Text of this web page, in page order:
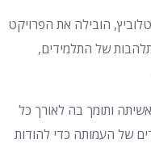
הובילה את הפרויקט
של התלמידים,
ותומך בה לאורך כל
של העמותה כדי להודות